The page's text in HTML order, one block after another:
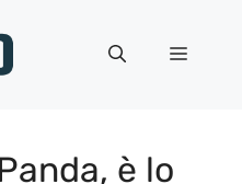
Menu
è lo